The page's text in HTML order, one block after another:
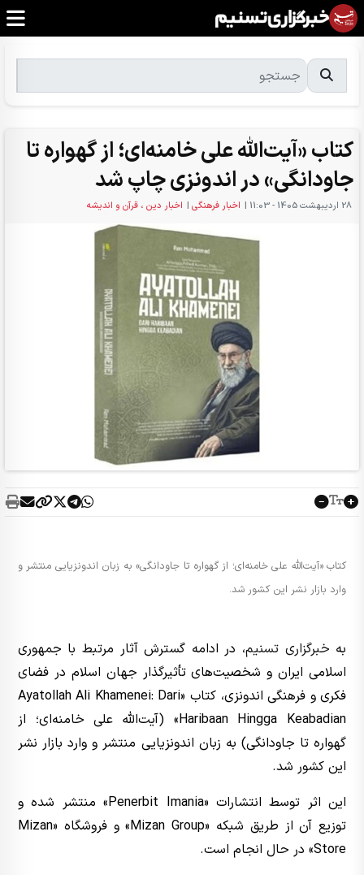
کتاب «آیت‌الله علی خامنه‌ای؛ از گهواره تا
جاودانگی» در اندونزی چاپ شد
28 ارديبهشت 1405 - 11:03 | اخبار فرهنگی | اخبار دین ، قرآن و اندیشه
کتاب «آیت‌الله علی خامنه‌ای؛ از گهواره تا جاودانگی» به زبان اندونزیایی منتشر و
وارد بازار نشر این کشور شد.
به خبرگزاری تسنیم، در ادامه گسترش آثار مرتبط با جمهوری
اسلامی ایران و شخصیت‌های تأثیرگذار جهان اسلام در فضای
فکری و فرهنگی اندونزی، کتاب «Ayatollah Ali Khamenei: Dari
Haribaan Hingga Keabadian» (آیت‌الله علی خامنه‌ای؛ از
گهواره تا جاودانگی) به زبان اندونزیایی منتشر و وارد بازار نشر
این کشور شد.
این اثر توسط انتشارات «Penerbit Imania» منتشر شده و
توزیع آن از طریق شبکه «Mizan Group» و فروشگاه «Mizan
Store» در حال انجام است.